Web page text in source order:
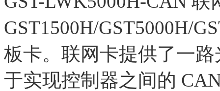
GST1500H/GST5000H/
板卡。联网卡提供了一
于实现控制器之间的